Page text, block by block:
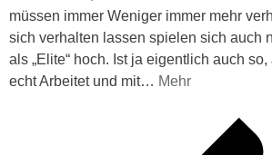
müssen immer Weniger immer mehr
sich verhalten lassen spielen sich auch
als „Elite“ hoch. Ist ja eigentlich auch
echt Arbeitet und mit… Mehr